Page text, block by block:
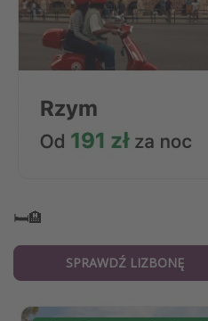
🛏️🏨
SPRAWDŹ LIZBONĘ